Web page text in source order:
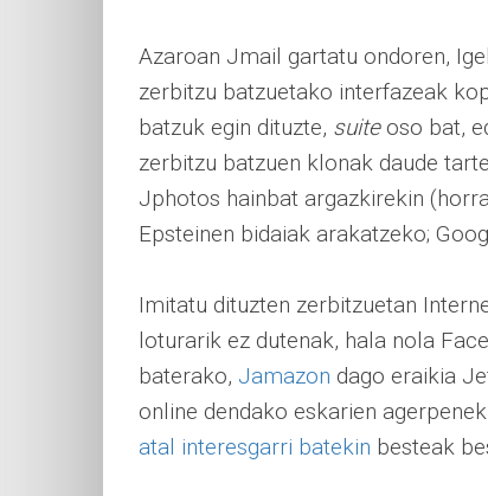
Azaroan Jmail gartatu ondoren,
zerbitzu batzuetako interfazeak
batzuk egin dituzte, suiteoso bat,
zerbitzu batzuen klonak daude
Jphotos hainbat argazkirekin
Epsteinen bidaiak arakatzeko;
Imitatu dituzten zerbitzuetan
loturarik ez dutenak, hala nola
baterako, Jamazon dago eraikia
online dendako eskarien
atal interesgarri batekin besteak